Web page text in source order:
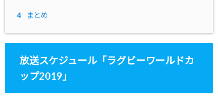
4 まとめ
放送スケジュール「ラグビーワールドカ
ップ2019」